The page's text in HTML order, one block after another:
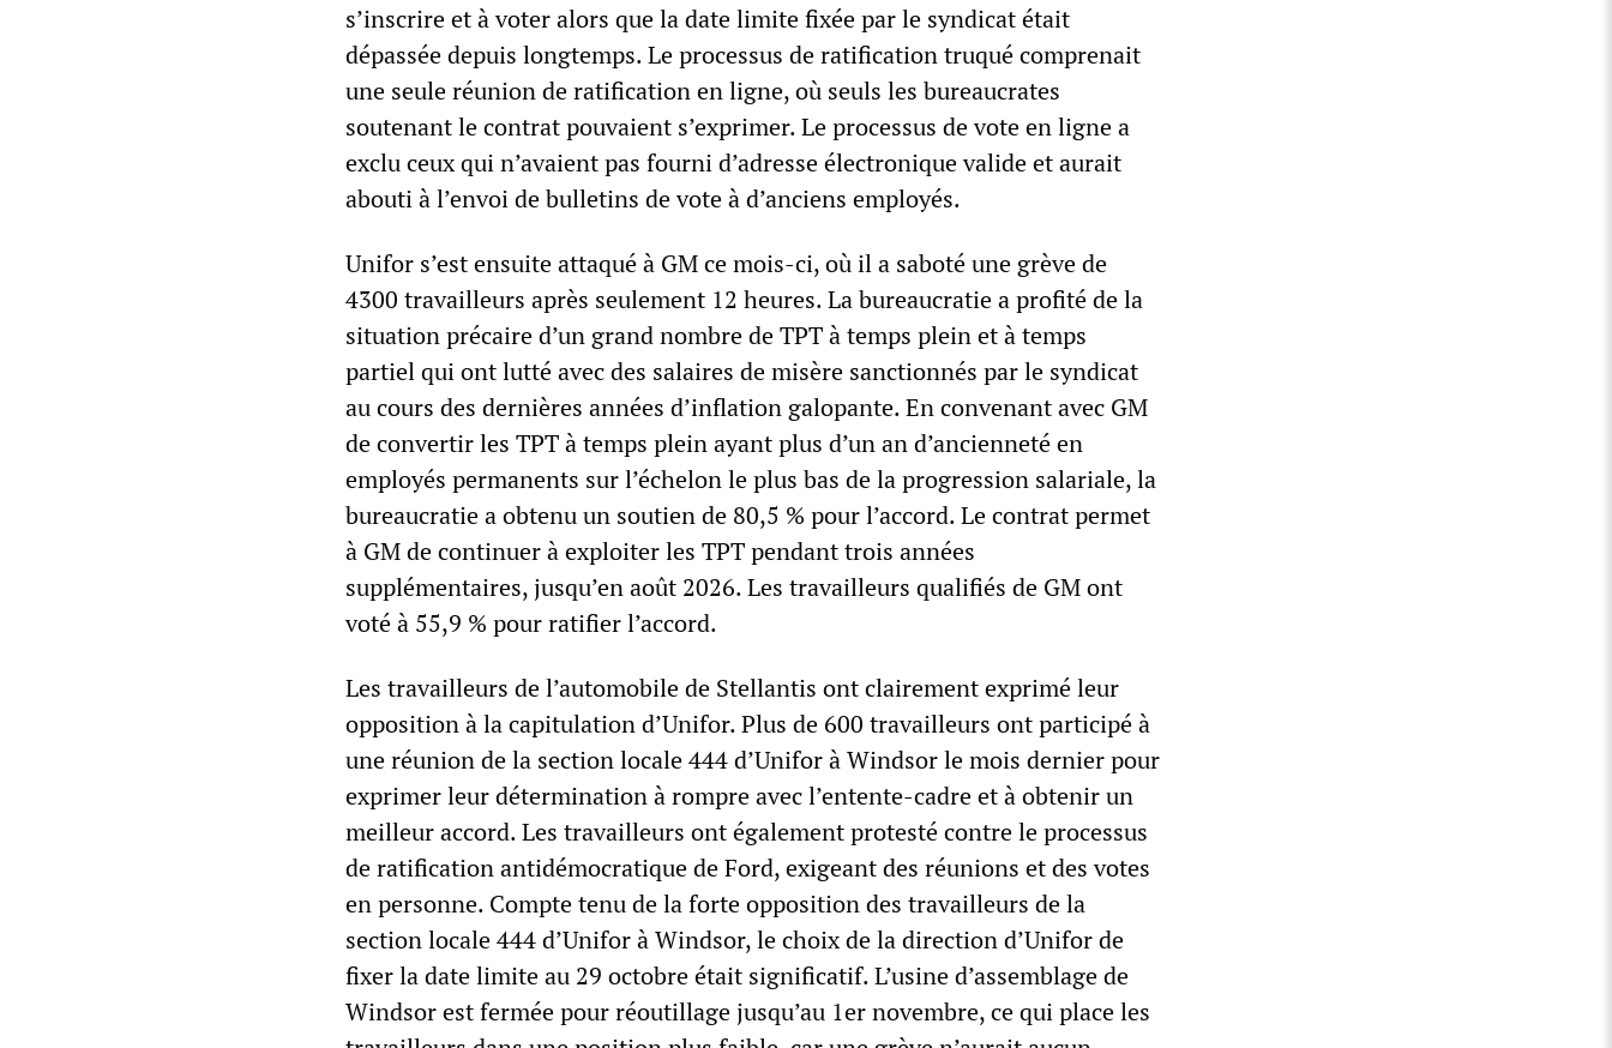
s’inscrire et à voter alors que la date limite fixée par le syndicat était
dépassée depuis longtemps. Le processus de ratification truqué comprenait
une seule réunion de ratification en ligne, où seuls les bureaucrates
soutenant le contrat pouvaient s’exprimer. Le processus de vote en ligne a
exclu ceux qui n’avaient pas fourni d’adresse électronique valide et aurait
abouti à l’envoi de bulletins de vote à d’anciens employés.
Unifor s’est ensuite attaqué à GM ce mois-ci, où il a saboté une grève de
4300 travailleurs après seulement 12 heures. La bureaucratie a profité de la
situation précaire d’un grand nombre de TPT à temps plein et à temps
partiel qui ont lutté avec des salaires de misère sanctionnés par le syndicat
au cours des dernières années d’inflation galopante. En convenant avec GM
de convertir les TPT à temps plein ayant plus d’un an d’ancienneté en
employés permanents sur l’échelon le plus bas de la progression salariale, la
bureaucratie a obtenu un soutien de 80,5 % pour l’accord. Le contrat permet
à GM de continuer à exploiter les TPT pendant trois années
supplémentaires, jusqu’en août 2026. Les travailleurs qualifiés de GM ont
voté à 55,9 % pour ratifier l’accord.
Les travailleurs de l’automobile de Stellantis ont clairement exprimé leur
opposition à la capitulation d’Unifor. Plus de 600 travailleurs ont participé à
une réunion de la section locale 444 d’Unifor à Windsor le mois dernier pour
exprimer leur détermination à rompre avec l’entente-cadre et à obtenir un
meilleur accord. Les travailleurs ont également protesté contre le processus
de ratification antidémocratique de Ford, exigeant des réunions et des votes
en personne. Compte tenu de la forte opposition des travailleurs de la
section locale 444 d’Unifor à Windsor, le choix de la direction d’Unifor de
fixer la date limite au 29 octobre était significatif. L’usine d’assemblage de
Windsor est fermée pour réoutillage jusqu’au 1er novembre, ce qui place les